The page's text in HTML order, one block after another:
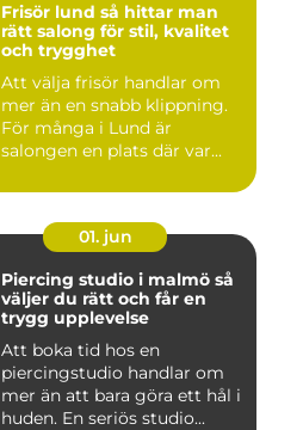
Frisör lund så hittar man
rätt salong för stil, kvalitet
och trygghet
Att välja frisör handlar om
mer än en snabb klippning.
För många i Lund är
salongen en plats där var...
01. jun
Piercing studio i malmö så
väljer du rätt och får en
trygg upplevelse
Att boka tid hos en
piercingstudio handlar om
mer än att bara göra ett hål i
huden. En seriös studio...